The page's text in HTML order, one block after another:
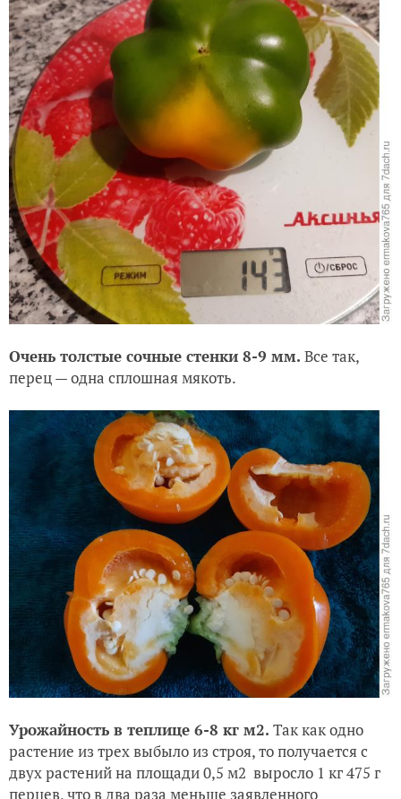
Очень толстые сочные стенки 8-9 мм. Все так,
перец — одна сплошная мякоть.
Урожайность в теплице 6-8 кг м2. Так как одно
растение из трех выбыло из строя, то получается с
двух растений на площади 0,5 м2 выросло 1 кг 475 г
перцев, что в два раза меньше заявленного